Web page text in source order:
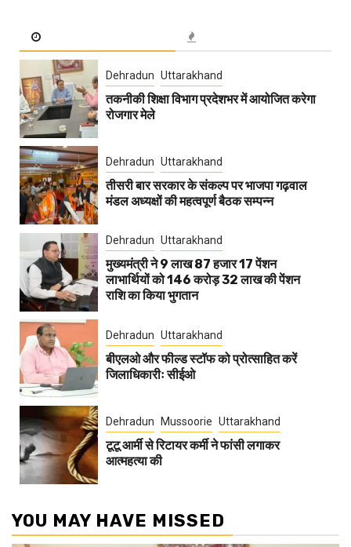
Dehradun Uttarakhand
तकनीकी शिक्षा विभाग प्रदेशभर में आयोजित करेगा
रोजगार मेले
Dehradun Uttarakhand
तीसरी बार सरकार के संकल्प पर भाजपा गढ़वाल
मंडल अध्यक्षों की महत्वपूर्ण बैठक सम्पन्न
Dehradun Uttarakhand
मुख्यमंत्री ने 9 लाख 87 हजार 17 पेंशन
लाभार्थियों को 146 करोड़ 32 लाख की पेंशन
राशि का किया भुगतान
Dehradun Uttarakhand
बीएलओ और फील्ड स्टॉफ को प्रोत्साहित करें
जिलाधिकारीः सीईओ
Dehradun Mussoorie Uttarakhand
टूटू आर्मी से रिटायर कर्मी ने फांसी लगाकर
आत्महत्या की
YOU MAY HAVE MISSED